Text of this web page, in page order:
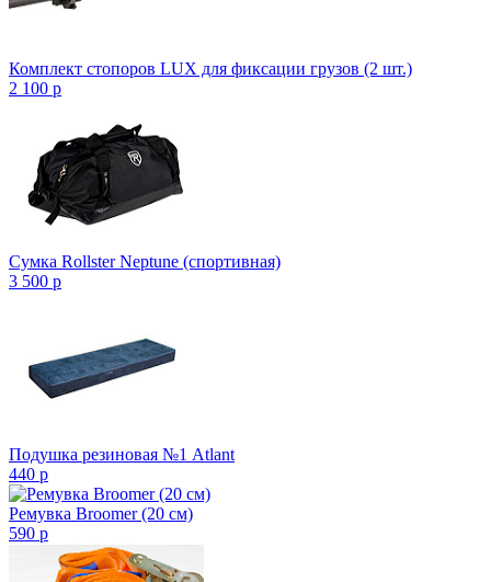
Комплект стопоров LUX для фиксации грузов (2 шт.)
2 100 p
Сумка Rollster Neptune (спортивная)
3 500 p
Подушка резиновая №1 Atlant
440 p
Ремувка Broomer (20 см)
590 p